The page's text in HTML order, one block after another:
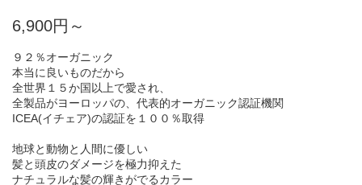
6,900円～
９２％オーガニック
本当に良いものだから
全世界１５か国以上で愛され、
全製品がヨーロッパの、代表的オーガニック認証機関
ICEA(イチェア)の認証を１００％取得
地球と動物と人間に優しい
髪と頭皮のダメージを極力抑えた
ナチュラルな髪の輝きがでるカラー